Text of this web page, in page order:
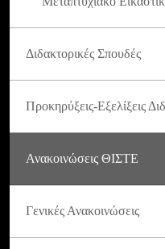
Διδακτορικές Σπουδές
Προκηρύξεις-Εξελίξεις
Ανακοινώσεις ΘΙΣΤΕ
Γενικές Ανακοινώσεις